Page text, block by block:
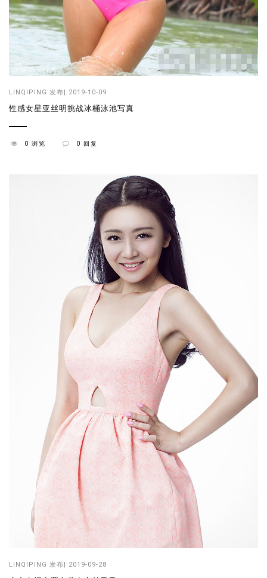
LINQIPING 发布| 2019-10-09
性感女星亚丝明挑战冰桶泳池写真
0 浏览 0 回复
LINQIPING 发布| 2019-09-28